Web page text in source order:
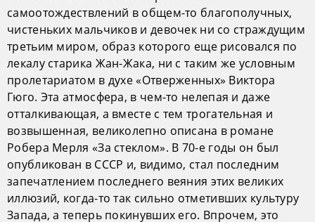
самоотождествлений в общем-то благополучных,
чистеньких мальчиков и девочек ни со страждущим
третьим миром, образ которого еще рисовался по
лекалу старика Жан-Жака, ни с таким же условным
пролетариатом в духе «Отверженных» Виктора
Гюго. Эта атмосфера, в чем-то нелепая и даже
отталкивающая, а вместе с тем трогательная и
возвышенная, великолепно описана в романе
Робера Мерля «За стеклом». В 70-е годы он был
опубликован в СССР и, видимо, стал последним
запечатлением последнего веяния этих великих
иллюзий, когда-то так сильно отметивших культуру
Запада, а теперь покинувших его. Впрочем, это